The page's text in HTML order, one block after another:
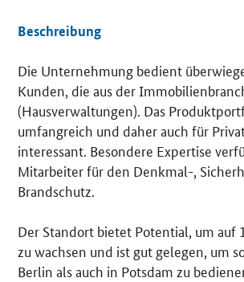
Details
Beschreibung
Die Unternehmung bedient
Kunden, die aus der
(Hausverwaltungen). Das
umfangreich und daher auch für
interessant. Besondere Expertise
Mitarbeiter für den Denkmal-,
Brandschutz.
Der Standort bietet Potential, um auf
zu wachsen und ist gut gelegen, um
Berlin als auch in Potsdam zu